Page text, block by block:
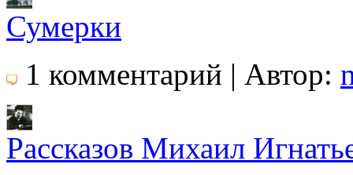
Сумерки
1 комментарий | Автор:
Рассказов Михаил